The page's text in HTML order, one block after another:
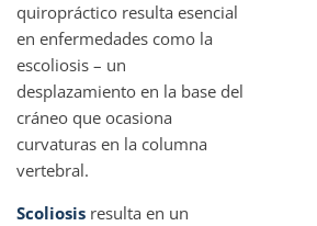
quiropráctico resulta esencial
en enfermedades como la
escoliosis – un
desplazamiento en la base del
cráneo que ocasiona
curvaturas en la columna
vertebral.
Scoliosis resulta en un